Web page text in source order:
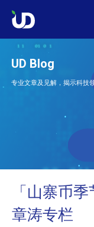
UD Blog
专业文章及见解，揭示科技
「山寨币
章涛专栏